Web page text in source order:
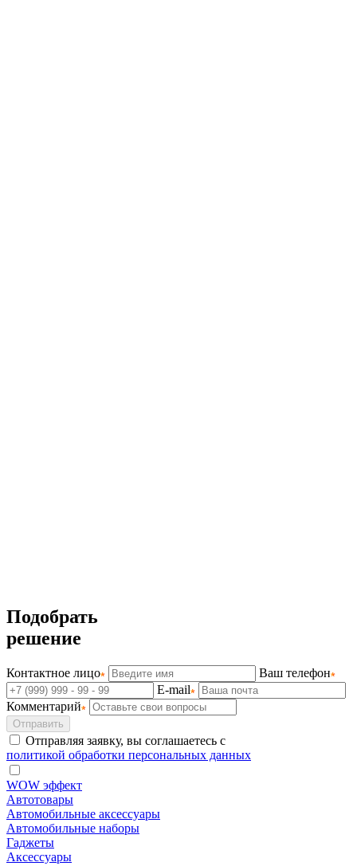
Подобрать
решение
Контактное лицо
Ваш телефон
E-mail
Комментарий
Отправить
Отправляя заявку, вы соглашаетесь с
политикой обработки персональных данных
WOW эффект
Автотовары
Автомобильные аксессуары
Автомобильные наборы
Гаджеты
Аксессуары